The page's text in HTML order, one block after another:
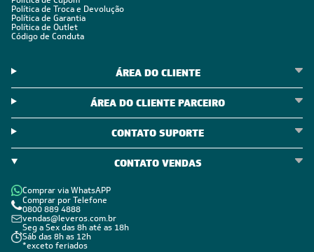
Política de Troca e Devolução
Política de Garantia
Política de Outlet
Código de Conduta
ÁREA DO CLIENTE
ÁREA DO CLIENTE PARCEIRO
CONTATO SUPORTE
CONTATO VENDAS
Comprar via WhatsAPP
Comprar por Telefone
0800 889 4888
vendas@leveros.com.br
Seg a Sex das 8h até as 18h
Sáb das 8h as 12h
*exceto feriados